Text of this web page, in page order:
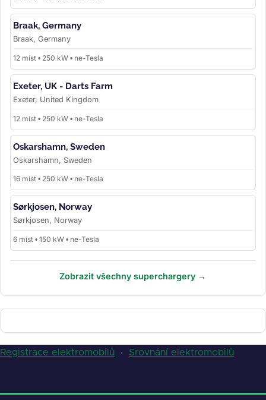
Braak, Germany
Braak, Germany
12 míst • 250 kW • ne-Tesla
Exeter, UK - Darts Farm
Exeter, United Kingdom
12 míst • 250 kW • ne-Tesla
Oskarshamn, Sweden
Oskarshamn, Sweden
16 míst • 250 kW • ne-Tesla
Sørkjosen, Norway
Sørkjosen, Norway
6 míst • 150 kW • ne-Tesla
Zobrazit všechny superchargery →
Registrace elektromobilů · Srovnání elektromobilů